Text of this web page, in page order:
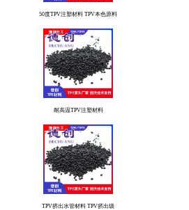
50度TPV注塑材料 TPV本色原料
耐高温TPV注塑材料
TPV挤出水管材料 TPV挤出级